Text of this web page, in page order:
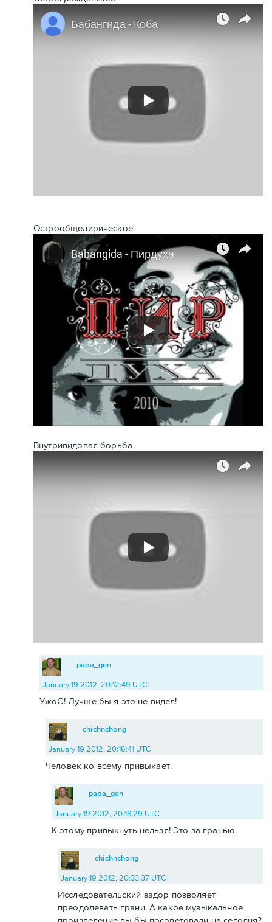
Острообщелирическое
Внутривидовая борьба
papa_gen
January 19 2012, 20:12:49 UTC
УжоС! Лучше бы я это не видел!
chichnchong
January 19 2012, 20:16:41 UTC
Человек ко всему привыкает.
papa_gen
January 19 2012, 20:18:29 UTC
К этому привыкнуть нельзя! Это за гранью.
chichnchong
January 19 2012, 20:33:37 UTC
Исследовательский задор позволяет
преодолевать грани. А какое музыкальное